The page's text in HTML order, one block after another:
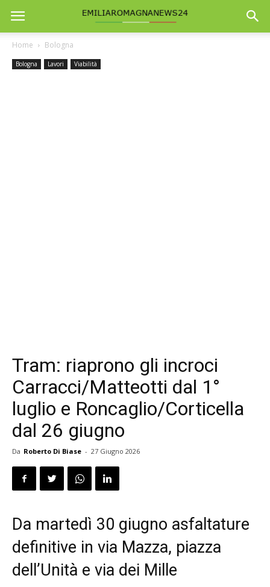
Home Bologna
Bologna Lavori Viabilità
Tram: riaprono gli incroci
Carracci/Matteotti dal 1°
luglio e Roncaglio/Corticella
dal 26 giugno
Da Roberto Di Biase - 27 Giugno 2026
Da martedì 30 giugno asfaltature
definitive in via Mazza, piazza
dell’Unità e via dei Mille